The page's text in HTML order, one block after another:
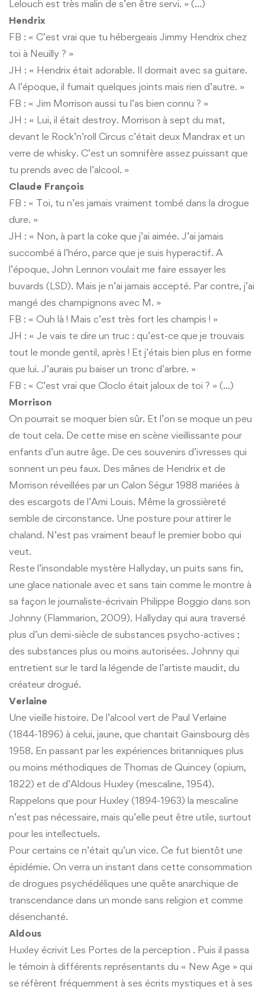
Lelouch est très malin de s’en être servi. » (…)
Hendrix
FB : « C’est vrai que tu hébergeais Jimmy Hendrix chez
toi à Neuilly ? »
JH : « Hendrix était adorable. Il dormait avec sa guitare.
A l’époque, il fumait quelques joints mais rien d’autre. »
FB : « Jim Morrison aussi tu l’as bien connu ? »
JH : « Lui, il était destroy. Morrison à sept du mat,
devant le Rock’n’roll Circus c’était deux Mandrax et un
verre de whisky. C’est un somnifère assez puissant que
tu prends avec de l’alcool. »
Claude François
FB : « Toi, tu n’es jamais vraiment tombé dans la drogue
dure. »
JH : « Non, à part la coke que j’ai aimée. J’ai jamais
succombé à l’héro, parce que je suis hyperactif. A
l’époque, John Lennon voulait me faire essayer les
buvards (LSD). Mais je n’ai jamais accepté. Par contre, j’ai
mangé des champignons avec M. »
FB : « Ouh là ! Mais c’est très fort les champis ! »
JH : « Je vais te dire un truc : qu’est-ce que je trouvais
tout le monde gentil, après ! Et j’étais bien plus en forme
que lui. J’aurais pu baiser un tronc d’arbre. »
FB : « C’est vrai que Cloclo était jaloux de toi ? » (…)
Morrison
On pourrait se moquer bien sûr. Et l’on se moque un peu
de tout cela. De cette mise en scène vieillissante pour
enfants d’un autre âge. De ces souvenirs d’ivresses qui
sonnent un peu faux. Des mânes de Hendrix et de
Morrison réveillées par un Calon Ségur 1988 mariées à
des escargots de l’Ami Louis. Même la grossièreté
semble de circonstance. Une posture pour attirer le
chaland. N’est pas vraiment beauf le premier bobo qui
veut.
Reste l’insondable mystère Hallyday, un puits sans fin,
une glace nationale avec et sans tain comme le montre à
sa façon le journaliste-écrivain Philippe Boggio dans son
Johnny (Flammarion, 2009). Hallyday qui aura traversé
plus d’un demi-siècle de substances psycho-actives ;
des substances plus ou moins autorisées. Johnny qui
entretient sur le tard la légende de l’artiste maudit, du
créateur drogué.
Verlaine
Une vieille histoire. De l’alcool vert de Paul Verlaine
(1844-1896) à celui, jaune, que chantait Gainsbourg dès
1958. En passant par les expériences britanniques plus
ou moins méthodiques de Thomas de Quincey (opium,
1822) et de d’Aldous Huxley (mescaline, 1954).
Rappelons que pour Huxley (1894-1963) la mescaline
n’est pas nécessaire, mais qu’elle peut être utile, surtout
pour les intellectuels.
Pour certains ce n’était qu’un vice. Ce fut bientôt une
épidémie. On verra un instant dans cette consommation
de drogues psychédéliques une quête anarchique de
transcendance dans un monde sans religion et comme
désenchanté.
Aldous
Huxley écrivit Les Portes de la perception . Puis il passa
le témoin à différents représentants du « New Age » qui
se réfèrent fréquemment à ses écrits mystiques et à ses